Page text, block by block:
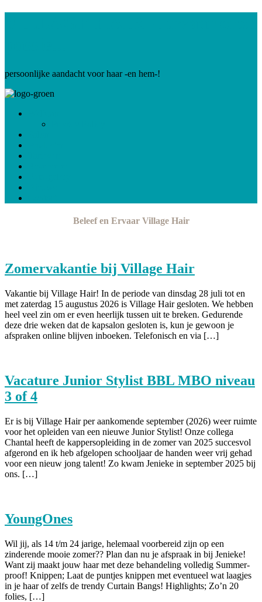
persoonlijke aandacht voor haar -en hem-!
Beleef en Ervaar Village Hair
Zomervakantie bij Village Hair
Vakantie bij Village Hair! In de periode van dinsdag 28 juli tot en
met zaterdag 15 augustus 2026 is Village Hair gesloten. We hebben
heel veel zin om er even heerlijk tussen uit te breken. Gedurende
deze drie weken dat de kapsalon gesloten is, kun je gewoon je
afspraken online blijven inboeken. Telefonisch en via […]
Vacature Junior Stylist BBL MBO niveau
3 of 4
Er is bij Village Hair per aankomende september (2026) weer ruimte
voor het opleiden van een nieuwe Junior Stylist! Onze collega
Chantal heeft de kappersopleiding in de zomer van 2025 succesvol
afgerond en ik heb afgelopen schooljaar de handen weer vrij gehad
voor een nieuw jong talent! Zo kwam Jenieke in september 2025 bij
ons. […]
YoungOnes
Wil jij, als 14 t/m 24 jarige, helemaal voorbereid zijn op een
zinderende mooie zomer?? Plan dan nu je afspraak in bij Jenieke!
Want zij maakt jouw haar met deze behandeling volledig Summer-
proof! Knippen; Laat de puntjes knippen met eventueel wat laagjes
in je haar of zelfs de trendy Curtain Bangs! Highlights; Zo’n 20
folies, […]